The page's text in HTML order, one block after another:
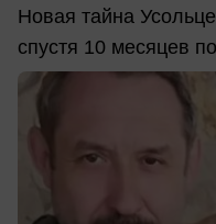
Новая тайна
спустя 10 месяцев